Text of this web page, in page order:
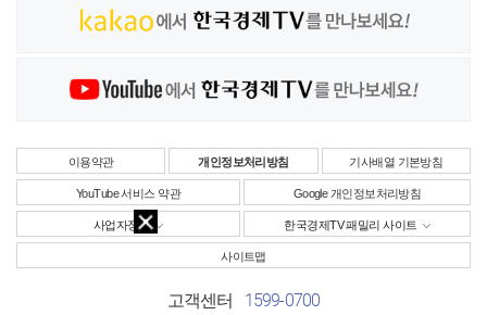
이용약관 개인정보처리방침 기사배열 기본방침
YouTube 서비스 약관 Google 개인정보처리방침
사업자정보 한국경제TV 패밀리 사이트
사이트맵
고객센터 1599-0700